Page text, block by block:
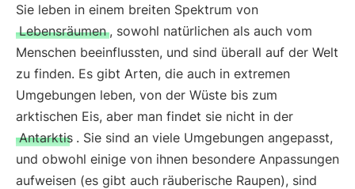
Sie leben in einem breiten Spektrum von
Lebensräumen , sowohl natürlichen als auch vom
Menschen beeinflussten, und sind überall auf der Welt
zu finden. Es gibt Arten, die auch in extremen
Umgebungen leben, von der Wüste bis zum
arktischen Eis, aber man findet sie nicht in der
Antarktis . Sie sind an viele Umgebungen angepasst,
und obwohl einige von ihnen besondere Anpassungen
aufweisen (es gibt auch räuberische Raupen), sind